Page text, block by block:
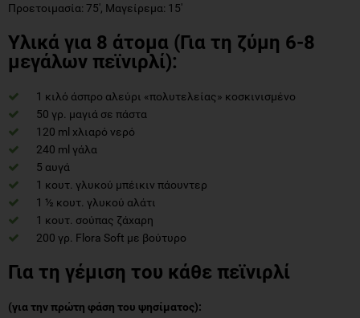
Προετοιμασία: 75', Μαγείρεμα: 15'
Υλικά για 8 άτομα (Για τη ζύμη 6-8
μεγάλων πεϊνιρλί):
1 κιλό άσπρο αλεύρι «πολυτελείας» κοσκινισμένο
50 γρ. μαγιά σε πάστα
120 ml χλιαρό νερό
240 ml γάλα
5 αυγά
1 κουτ. γλυκού μπέικιν πάουντερ
1 ½ κουτ. γλυκού αλάτι
1 κουτ. σούπας ζάχαρη
200 γρ. Flora Soft με βούτυρο
Για τη γέμιση του κάθε πεϊνιρλί
(για την πρώτη φάση του ψησίματος):